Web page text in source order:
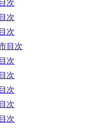
次
次
次
目次
次
次
次
次
次